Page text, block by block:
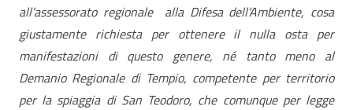
all’assessorato regionale
alla Difesa dell’Ambiente, cosa
giustamente richiesta per ottenere il nulla osta per
manifestazioni di questo genere, né tanto meno al
Demanio Regionale di Tempio, competente per territorio
per la spiaggia di San Teodoro, che comunque per legge